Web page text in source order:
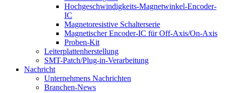
Hochgeschwindigkeits-Magnetwinkel-Encoder-
IC
Magnetoresistive Schalterserie
Magnetischer Encoder-IC für Off-Axis/On-Axis
Proben-Kit
Leiterplattenherstellung
SMT-Patch/Plug-in-Verarbeitung
Nachricht
Unternehmens Nachrichten
Branchen-News